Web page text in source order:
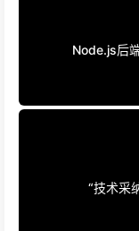
Node.js后端